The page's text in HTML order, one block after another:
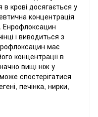
крові досягається у
концентрація
Енрофлоксацин
і виводиться з
має
концентрації в
вищі ніж у
спостерігатися
печінка, нирки,